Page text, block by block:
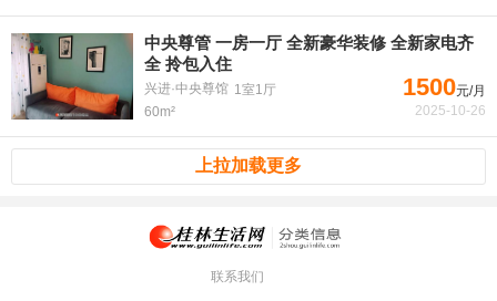
中央尊管 一房一厅 全新豪华装修 全新家电齐
全 拎包入住
兴进·中央尊馆 1室1厅
60m²
1500元/月
2025-10-26
上拉加载更多
联系我们